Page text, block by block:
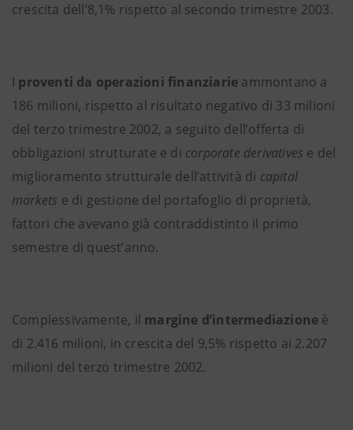
crescita dell’8,1% rispetto al secondo trimestre 2003.
I proventi da operazioni finanziarie ammontano a
186 milioni, rispetto al risultato negativo di 33 milioni
del terzo trimestre 2002, a seguito dell’offerta di
obbligazioni strutturate e di corporate derivatives e del
miglioramento strutturale dell’attività di capital
markets e di gestione del portafoglio di proprietà,
fattori che avevano già contraddistinto il primo
semestre di quest’anno.
Complessivamente, il margine d’intermediazione è
di 2.416 milioni, in crescita del 9,5% rispetto ai 2.207
milioni del terzo trimestre 2002.